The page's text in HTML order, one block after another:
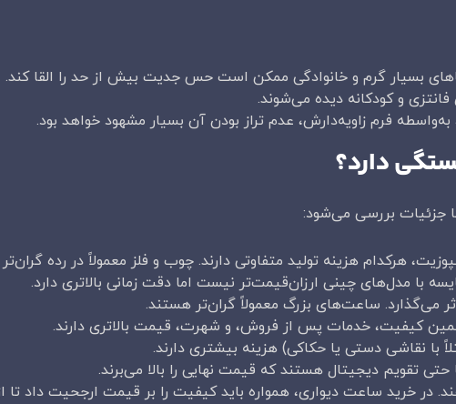
بسیار گرم و خانوادگی ممکن است حس جدیت بیش از حد را القا کند.
و کودکانه دیده می‌شوند.
فرم زاویه‌دارش، عدم تراز بودن آن بسیار مشهود خواهد بود.
دارد؟
جزئیات بررسی می‌شود:
با مدل‌های چینی ارزان‌قیمت‌تر نیست اما دقت زمانی بالاتری دارد.
می‌گذارد. ساعت‌های بزرگ معمولاً گران‌تر هستند.
کیفیت، خدمات پس از فروش، و شهرت، قیمت بالاتری دارند.
با نقاشی دستی یا حکاکی) هزینه بیشتری دارند.
تقویم دیجیتال هستند که قیمت نهایی را بالا می‌برند.
در خرید ساعت دیواری، همواره باید کیفیت را بر قیمت ارجحیت داد تا